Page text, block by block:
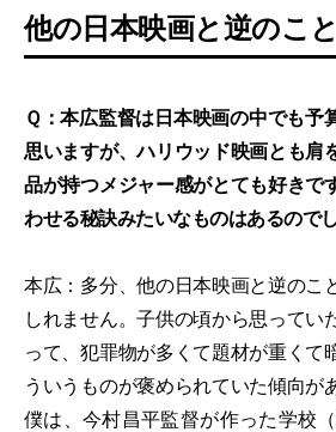
他の日本映画と逆のこ
Ｑ：本広監督は日本映画の中でも予
思いますが、ハリウッド映画とも肩
品が持つメジャー感がとても好きで
わせる秘訣みたいなものはあるのでし
本広：多分、他の日本映画と逆のこ
しれません。子供の頃から思ってい
って、犯罪物が多くて題材が重くて
ういうものが褒められていた傾向が
僕は、今村昌平監督が作った学校